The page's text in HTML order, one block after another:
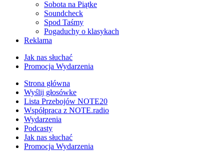
Sobota na Piątke
Soundcheck
Spod Taśmy
Pogaduchy o klasykach
Reklama
Jak nas słuchać
Promocja Wydarzenia
Strona główna
Wyślij głosówke
Lista Przebojów NOTE20
Współpraca z NOTE.radio
Wydarzenia
Podcasty
Jak nas słuchać
Promocja Wydarzenia